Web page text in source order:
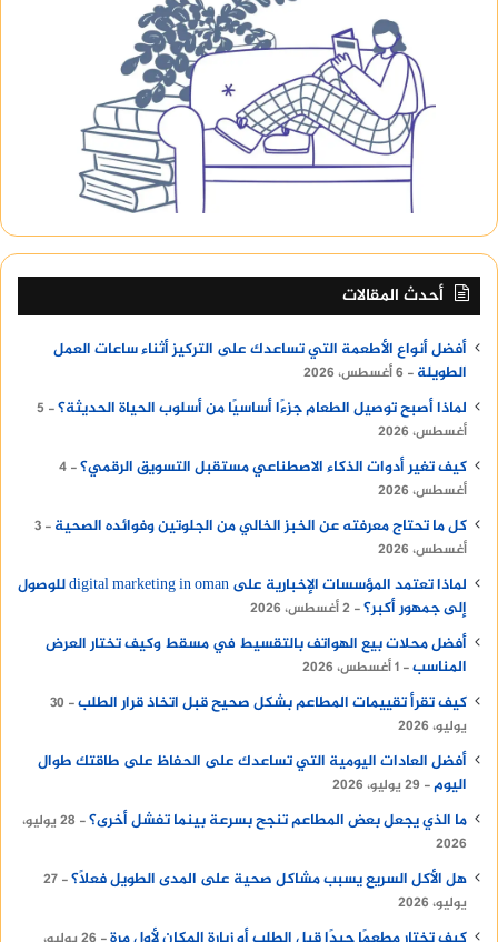
أحدث المقالات
أفضل أنواع الأطعمة التي تساعدك على التركيز أثناء ساعات العمل
الطويلة
6 أغسطس، 2026
لماذا أصبح توصيل الطعام جزءًا أساسيًا من أسلوب الحياة الحديثة؟
5
أغسطس، 2026
كيف تغير أدوات الذكاء الاصطناعي مستقبل التسويق الرقمي؟ 4
أغسطس، 2026
كل ما تحتاج معرفته عن الخبز الخالي من الجلوتين وفوائده الصحية
3
أغسطس، 2026
لماذا تعتمد المؤسسات الإخبارية على digital marketing in oman للوصول
إلى جمهور أكبر؟ 2 أغسطس، 2026
أفضل محلات بيع الهواتف بالتقسيط في مسقط وكيف تختار العرض
المناسب 1 أغسطس، 2026
كيف تقرأ تقييمات المطاعم بشكل صحيح قبل اتخاذ قرار الطلب
30
يوليو، 2026
أفضل العادات اليومية التي تساعدك على الحفاظ على طاقتك طوال
اليوم
29 يوليو، 2026
ما الذي يجعل بعض المطاعم تنجح بسرعة بينما تفشل أخرى؟
28 يوليو،
2026
هل الأكل السريع يسبب مشاكل صحية على المدى الطويل فعلًا؟ 27
يوليو، 2026